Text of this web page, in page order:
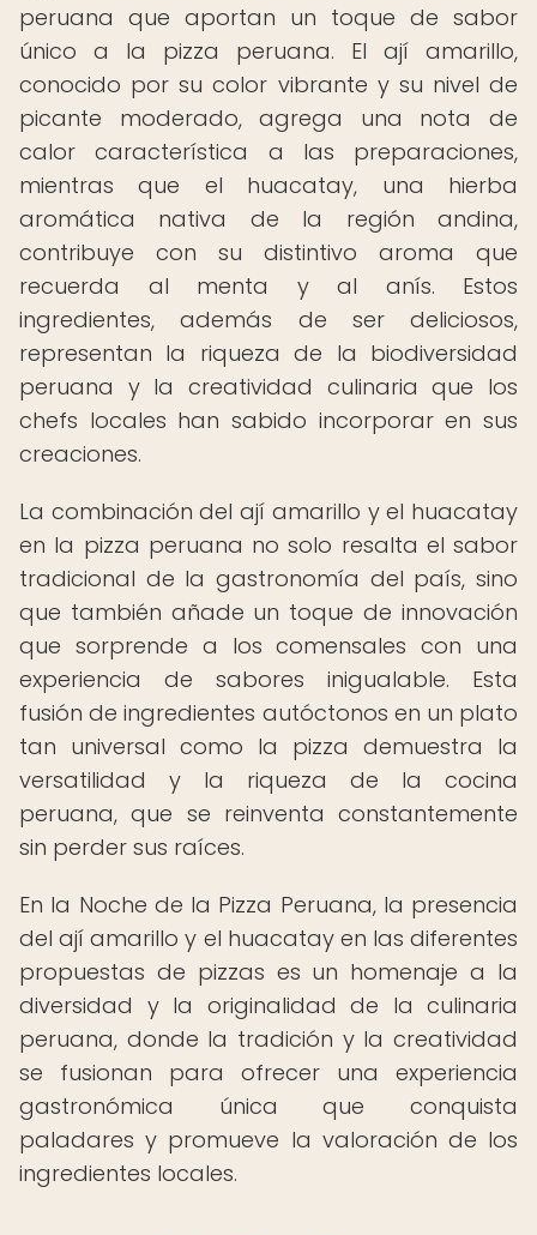
peruana que aportan un toque de sabor
único a la pizza peruana. El ají amarillo,
conocido por su color vibrante y su nivel de
picante moderado, agrega una nota de
calor característica a las preparaciones,
mientras que el huacatay, una hierba
aromática nativa de la región andina,
contribuye con su distintivo aroma que
recuerda al menta y al anís. Estos
ingredientes, además de ser deliciosos,
representan la riqueza de la biodiversidad
peruana y la creatividad culinaria que los
chefs locales han sabido incorporar en sus
creaciones.
La combinación del ají amarillo y el huacatay
en la pizza peruana no solo resalta el sabor
tradicional de la gastronomía del país, sino
que también añade un toque de innovación
que sorprende a los comensales con una
experiencia de sabores inigualable. Esta
fusión de ingredientes autóctonos en un plato
tan universal como la pizza demuestra la
versatilidad y la riqueza de la cocina
peruana, que se reinventa constantemente
sin perder sus raíces.
En la Noche de la Pizza Peruana, la presencia
del ají amarillo y el huacatay en las diferentes
propuestas de pizzas es un homenaje a la
diversidad y la originalidad de la culinaria
peruana, donde la tradición y la creatividad
se fusionan para ofrecer una experiencia
gastronómica única que conquista
paladares y promueve la valoración de los
ingredientes locales.